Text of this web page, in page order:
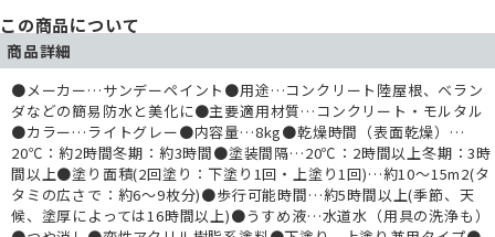
この商品について
商品詳細
●メーカー…サンデーペイント●用途…コンクリート陸屋根、ベラン
ダなどの簡易防水と美化に●主要適用材質…コンクリート・モルタル
●カラー…ライトグレー●内容量…8kg●乾燥時間（表面乾燥）…
20℃：約2時間冬期：約3時間●塗装間隔…20℃：2時間以上冬期：3時
間以上●塗り面積(2回塗り：下塗り1回・上塗り1回)…約10～15m2(タ
タミの広さで：約6～9枚分)●歩行可能時間…約5時間以上(季節、天
候、塗厚によっては16時間以上)●うすめ液…水道水（用具の洗浄も）